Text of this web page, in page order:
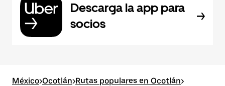
Descarga la app para
socios
México>Ocotlán>Rutas populares en Ocotlán>